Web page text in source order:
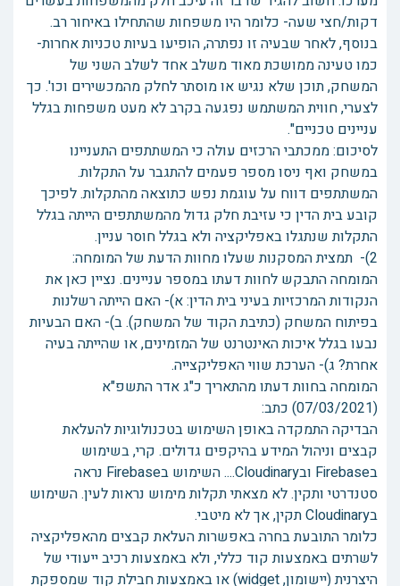
דקות/חצי שעה- כלומר היו משפחות שהתחילו באיחור רב.
בנוסף, לאחר שבעיה זו נפתרה, הופיעו בעיות טכניות אחרות-
כמו טעינה ממושכת מאוד משלב אחד לשלב השני של
המשחק, תוכן שלא נגיש או מוסתר לחלק מהמכשירים וכו'. כך
לצערי, חווית המשתמש נפגעה בקרב לא מעט משפחות בגלל
עניינים טכניים".
לסיכום: ממכתבי הרכזים עולה כי המשתתפים התעניינו
במשחק ואף ניסו מספר פעמים להתגבר על התקלות.
המשתתפים דווח על עוגמת נפש כתוצאה מהתקלות. לפיכך
קובע בית הדין כי עזיבת חלק גדול מהמשתתפים הייתה בגלל
התקלות שנתגלו באפליקציה ולא בגלל חוסר עניין.
2)- תמצית המסקנות שעלו מחוות הדעת של המומחה:
המומחה התבקש לחוות דעתו במספר עניינים. נציין כאן את
הנקודות המרכזיות בעיני בית הדין: א)- האם הייתה רשלנות
בפיתוח המשחק (כתיבת הקוד של המשחק). ב)- האם הבעיות
נבעו בגלל איכות האינטרנט של המזמינים, או שהייתה בעיה
אחרת? ג)- הערכת שווי האפליקצייה.
המומחה בחוות דעתו מהתאריך כ"ג אדר התשפ"א
(07/03/2021) כתב:
הבדיקה התמקדה באופן השימוש בטכנולוגיות להעלאת
קבצים וניהול המידע בהיקפים גדולים. קרי, בשימוש
בFirebase ובCloudinary.... השימוש בFirebase נראה
סטנדרטי ותקין. לא מצאתי תקלות מימוש נראות לעין. השימוש
בCloudinary תקין, אך לא מיטבי.
כלומר התובעת בחרה באפשרות העלאת קבצים מהאפליקציה
לשרתים באמצעות קוד כללי, ולא באמצעות רכיב ייעודי של
היצרנית (יישומון, widget) או באמצעות חבילת קוד שמספקת